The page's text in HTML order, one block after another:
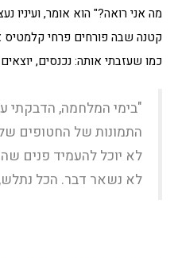
מה אני רואה?" הוא אומר, ועיניו
קטנה שבה פורחים פרחי קלמטיס
כמו שעזבתי אותה: נכנסים,
"בימי המלחמה, הדבקתי
התמונות של החטופים
לא נשאר דבר. הכל